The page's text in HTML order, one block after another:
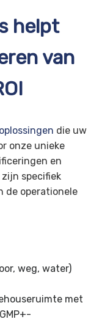
helpt
van
die uw
onze unieke
en
specifiek
de operationele
weg, water)
met